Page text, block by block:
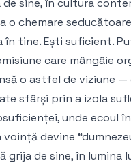
sine, în cultura
o chemare
în tine. Ești suficient.
care mângâie
o astfel de viziune
sfârși prin a izola
unde ecoul
devine
grija de sine, în lumina